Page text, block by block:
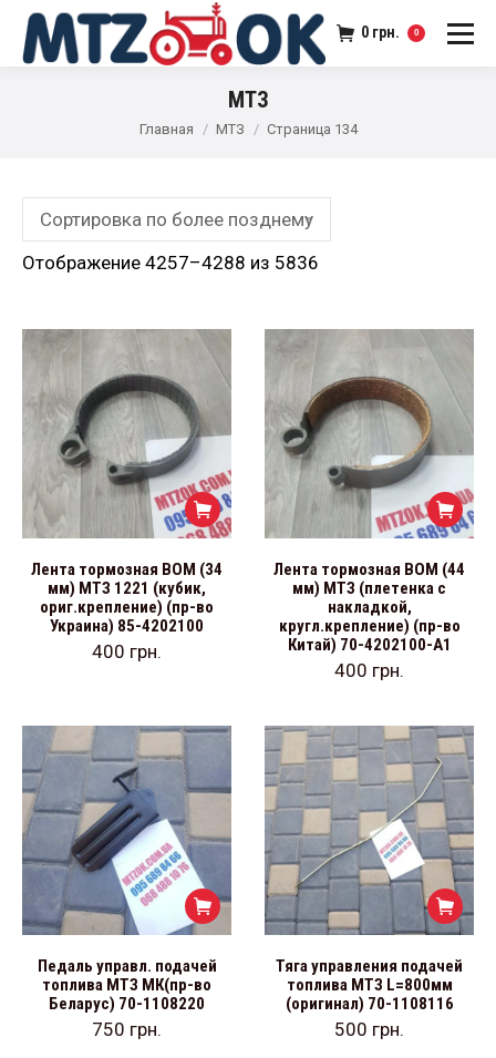
0 грн. 0
МТЗ
Главная МТЗ Страница 134
Отображение 4257–4288 из 5836
Лента тормозная ВОМ (34
мм) МТЗ 1221 (кубик,
ориг.крепление) (пр-во
Украина) 85-4202100
400 грн.
Лента тормозная ВОМ (44
мм) МТЗ (плетенка с
накладкой,
кругл.крепление) (пр-во
Китай) 70-4202100-А1
400 грн.
Педаль управл. подачей
топлива МТЗ МК(пр-во
Беларус) 70-1108220
750 грн.
Тяга управления подачей
топлива МТЗ L=800мм
(оригинал) 70-1108116
500 грн.